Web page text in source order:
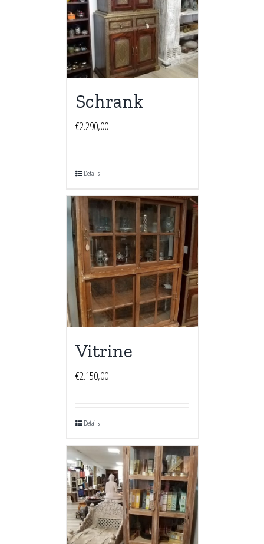
Schrank
€2.290,00
Details
Vitrine
€2.150,00
Details